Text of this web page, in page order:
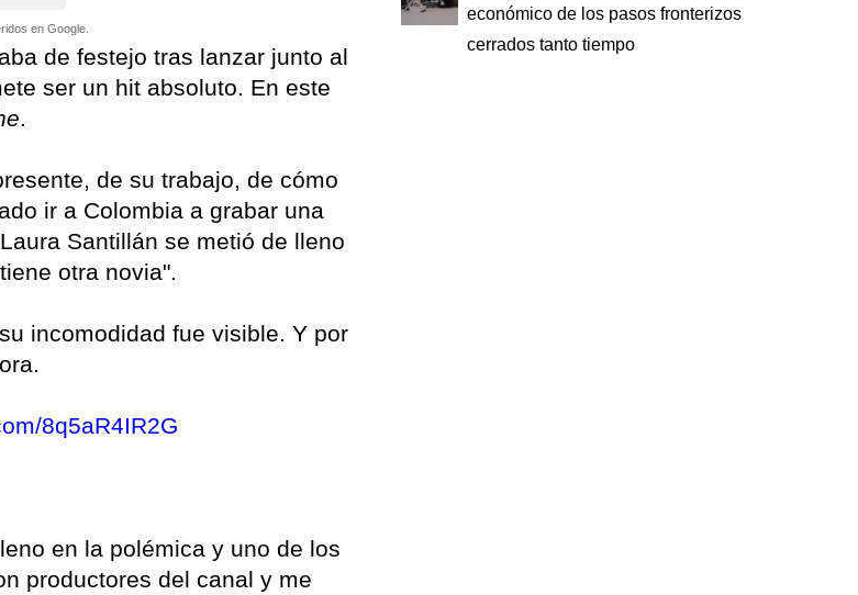
en Google.
de festejo tras lanzar junto al
ser un hit absoluto. En este
de su trabajo, de cómo
ir a Colombia a grabar una
Santillán se metió de lleno
otra novia".
incomodidad fue visible. Y por
8q5aR4IR2G
en la polémica y uno de los
productores del canal y me
económico de los pasos fronterizos
cerrados tanto tiempo